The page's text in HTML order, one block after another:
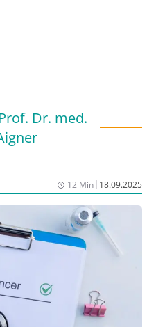
Prof. Dr. med.
12 Min| 18.09.2025